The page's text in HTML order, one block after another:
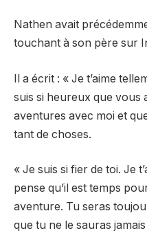
Nathen avait
touchant à son père sur
Il a écrit : « Je t’aime
suis si heureux que vous
aventures avec moi et
tant de choses.
« Je suis si fier de toi. Je
pense qu’il est temps
aventure. Tu seras
que tu ne le sauras